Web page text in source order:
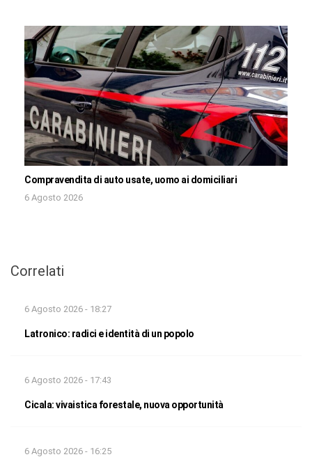
Compravendita di auto usate, uomo ai domiciliari
6 Agosto 2026
Correlati
6 Agosto 2026 - 18:27
Latronico: radici e identità di un popolo
6 Agosto 2026 - 17:43
Cicala: vivaistica forestale, nuova opportunità
6 Agosto 2026 - 16:25